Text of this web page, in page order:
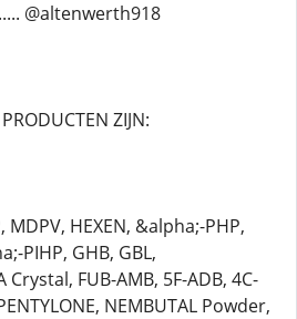
@altenwerth918
ZIJN:
HEXEN, &alpha;-PHP,
PIHP, GHB, GBL,
Crystal, FUB-AMB, 5F-ADB, 4C-
NEMBUTAL Powder,